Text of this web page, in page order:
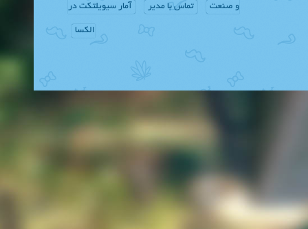
و صنعت تماس با مدیر آمار سیویلتکت در
الکسا